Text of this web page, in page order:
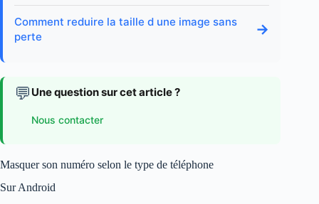
Comment reduire la taille d une image sans
perte
→
💬 Une question sur cet article ?
Nous contacter
Masquer son numéro selon le type de téléphone
Sur Android